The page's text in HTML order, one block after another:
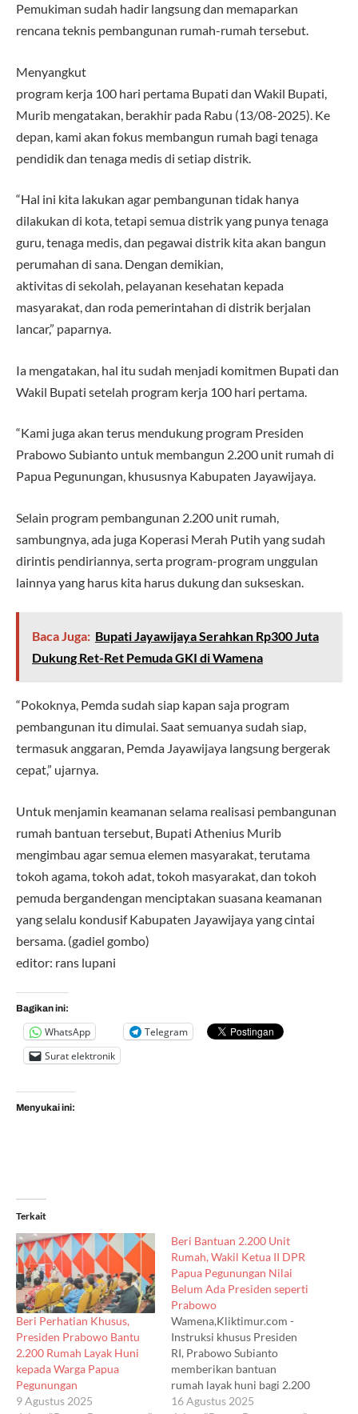
Pemukiman sudah hadir langsung dan memaparkan
rencana teknis pembangunan rumah-rumah tersebut.
Menyangkut
program kerja 100 hari pertama Bupati dan Wakil Bupati,
Murib mengatakan, berakhir pada Rabu (13/08-2025). Ke
depan, kami akan fokus membangun rumah bagi tenaga
pendidik dan tenaga medis di setiap distrik.
“Hal ini kita lakukan agar pembangunan tidak hanya
dilakukan di kota, tetapi semua distrik yang punya tenaga
guru, tenaga medis, dan pegawai distrik kita akan bangun
perumahan di sana. Dengan demikian,
aktivitas di sekolah, pelayanan kesehatan kepada
masyarakat, dan roda pemerintahan di distrik berjalan
lancar,” paparnya.
Ia mengatakan, hal itu sudah menjadi komitmen Bupati dan
Wakil Bupati setelah program kerja 100 hari pertama.
“Kami juga akan terus mendukung program Presiden
Prabowo Subianto untuk membangun 2.200 unit rumah di
Papua Pegunungan, khususnya Kabupaten Jayawijaya.
Selain program pembangunan 2.200 unit rumah,
sambungnya, ada juga Koperasi Merah Putih yang sudah
dirintis pendiriannya, serta program-program unggulan
lainnya yang harus kita harus dukung dan sukseskan.
Baca Juga: Bupati Jayawijaya Serahkan Rp300 Juta
Dukung Ret-Ret Pemuda GKI di Wamena
“Pokoknya, Pemda sudah siap kapan saja program
pembangunan itu dimulai. Saat semuanya sudah siap,
termasuk anggaran, Pemda Jayawijaya langsung bergerak
cepat,” ujarnya.
Untuk menjamin keamanan selama realisasi pembangunan
rumah bantuan tersebut, Bupati Athenius Murib
mengimbau agar semua elemen masyarakat, terutama
tokoh agama, tokoh adat, tokoh masyarakat, dan tokoh
pemuda bergandengan menciptakan suasana keamanan
yang selalu kondusif Kabupaten Jayawijaya yang cintai
bersama. (gadiel gombo)
editor: rans lupani
Bagikan ini:
WhatsApp
Telegram
Surat elektronik
Menyukai ini:
Terkait
Beri Perhatian Khusus,
Presiden Prabowo Bantu
2.200 Rumah Layak Huni
kepada Warga Papua
Pegunungan
9 Agustus 2025
Beri Bantuan 2.200 Unit
Rumah, Wakil Ketua II DPR
Papua Pegunungan Nilai
Belum Ada Presiden seperti
Prabowo
Wamena,Kliktimur.com -
Instruksi khusus Presiden
RI, Prabowo Subianto
memberikan bantuan
rumah layak huni bagi 2.200
kepala keluarga di delapan
16 Agustus 2025